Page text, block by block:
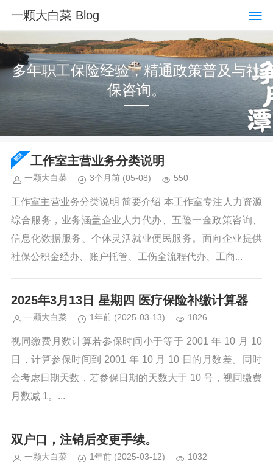
一颗大白菜 Blog
多年职工保险经验，精通政策普及与社
保咨询。
工作室主营业务分类说明
一颗大白菜 3个月前 (05-08) 550
工作室主营业务分类说明 简要介绍 本工作室专注人力资源
综合服务，业务涵盖企业人力代办、五险一金政策咨询、
信息化数据服务、个体灵活就业便民服务。面向企业提供
社保公积金经办、账户托管、工伤全流程代办、工商...
2025年3月13日 星期四 医疗保险补缴计算器
一颗大白菜 1年前 (2025-03-13) 1826
视同缴费月数计算若参保时间小于等于 2001 年 10 月 10
日，计算参保时间到 2001 年 10 月 10 日的月数差。同时
会考虑日期天数，若参保日期的天数大于 10 号，视同缴费
月数减 1。...
双户口，注销后变更手续。
一颗大白菜 1年前 (2025-03-12) 1032